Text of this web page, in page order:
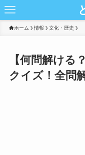
ホーム 情報 文化・歴史
【何問解ける
クイズ！全問